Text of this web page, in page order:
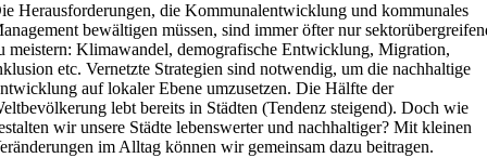
Herausforderungen, die Kommunalentwicklung und kommunales
bewältigen müssen, sind immer öfter nur
meistern: Klimawandel, demografische Entwicklung, Migration,
etc. Vernetzte Strategien sind notwendig, um die nachhaltige
auf lokaler Ebene umzusetzen. Die Hälfte der
lebt bereits in Städten (Tendenz steigend). Doch wie
wir unsere Städte lebenswerter und nachhaltiger? Mit kleinen
im Alltag können wir gemeinsam dazu beitragen.